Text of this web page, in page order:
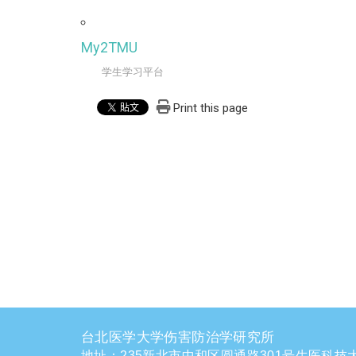
My2TMU
学生学习平台
Print this page
台北医学大学伤害防治学研究所